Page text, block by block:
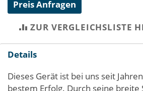
Preis Anfragen
ZUR VERGLEICHSLISTE
Details
Dieses Gerät ist bei uns seit
bestem Erfolg. Durch seine breite